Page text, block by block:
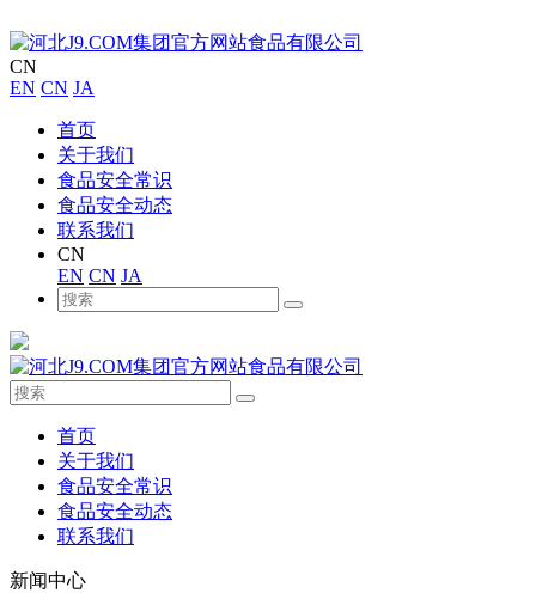
CN
EN CN JA
首页
关于我们
食品安全常识
食品安全动态
联系我们
CN
EN CN JA
首页
关于我们
食品安全常识
食品安全动态
联系我们
新闻中心